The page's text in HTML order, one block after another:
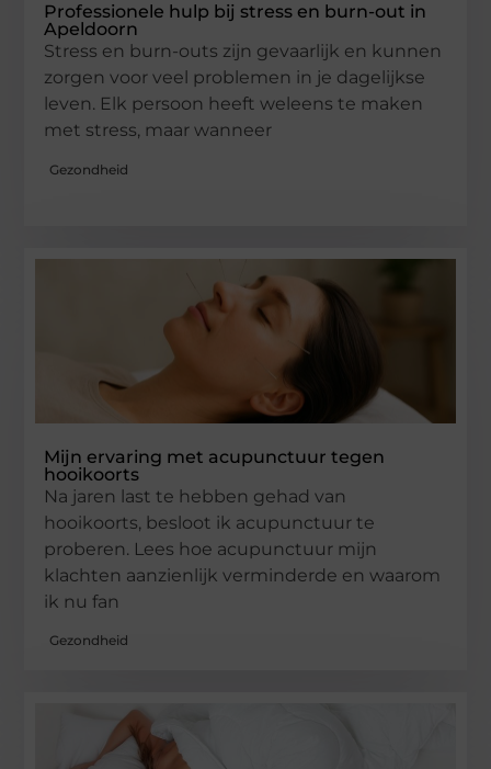
Professionele hulp bij stress en burn-out in
Apeldoorn
Stress en burn-outs zijn gevaarlijk en kunnen
zorgen voor veel problemen in je dagelijkse
leven. Elk persoon heeft weleens te maken
met stress, maar wanneer
Gezondheid
Mijn ervaring met acupunctuur tegen
hooikoorts
Na jaren last te hebben gehad van
hooikoorts, besloot ik acupunctuur te
proberen. Lees hoe acupunctuur mijn
klachten aanzienlijk verminderde en waarom
ik nu fan
Gezondheid